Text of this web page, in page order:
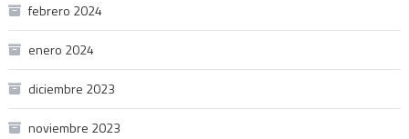
febrero 2024
enero 2024
diciembre 2023
noviembre 2023